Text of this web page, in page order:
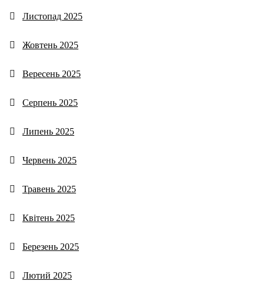
Листопад 2025
Жовтень 2025
Вересень 2025
Серпень 2025
Липень 2025
Червень 2025
Травень 2025
Квітень 2025
Березень 2025
Лютий 2025